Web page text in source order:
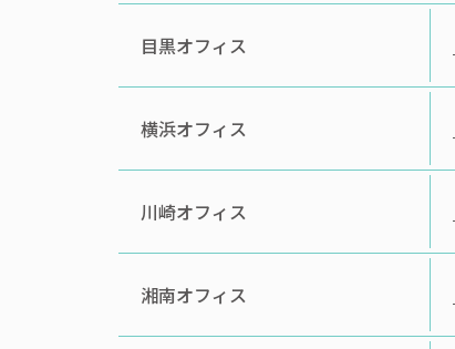
目黒オフィス
横浜オフィス
川崎オフィス
湘南オフィス